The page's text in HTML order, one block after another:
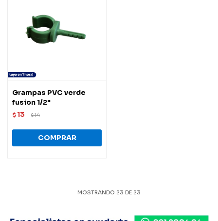
Grampas PVC verde
fusion 1/2"
$ 13 $14
MOSTRANDO 23 DE 23